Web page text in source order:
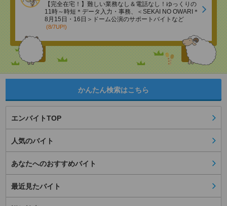
【完全在宅！】難しい業務なし＆電話なし！ゆっくりの
11時～時短＊データ入力・事務、＜SEKAI NO OWARI＊
8月15日・16日＞ドーム公演のサポートバイトなど
(8/7UP!)
かんたん検索はこちら
エンバイトTOP
人気のバイト
あなたへのおすすめバイト
最近見たバイト